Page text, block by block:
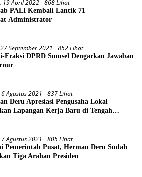
19 April 2022 868 Lihat
PALI Kembali Lantik 71
Administrator
September 2021 852 Lihat
Fraksi DPRD Sumsel Dengarkan Jawaban
Agustus 2021 837 Lihat
Deru Apresiasi Pengusaha Lokal
Lapangan Kerja Baru di Tengah
Agustus 2021 805 Lihat
Pemerintah Pusat, Herman Deru Sudah
Tiga Arahan Presiden